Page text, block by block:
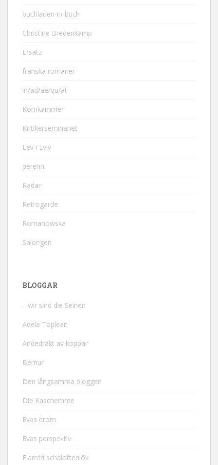
buchladen-in-buch
Christine Bredenkamp
Ersatz
franska romaner
in/ad/ae/qu/at
Kornkammer
Kritikerseminariet
Lev i Lviv
perenn
Radar
Retrogarde
Romanowska
Salongen
BLOGGAR
…wir sind die Seinen
Adela Toplean
Andedräkt av koppar
Bernur
Den långsamma bloggen
Die Kaschemme
Evas dröm
Evas perspektiv
Flarnfri schalottenlök